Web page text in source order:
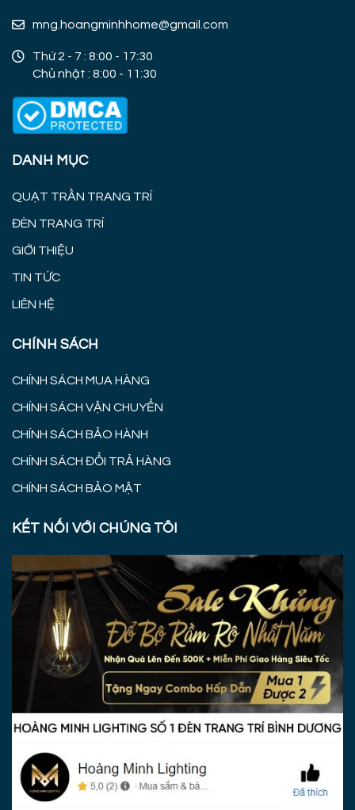
mng.hoangminhhome@gmail.com
Thứ 2 - 7 : 8:00 - 17:30
Chủ nhật : 8:00 - 11:30
DANH MỤC
QUẠT TRẦN TRANG TRÍ
ĐÈN TRANG TRÍ
GIỚI THIỆU
TIN TỨC
LIÊN HỆ
CHÍNH SÁCH
CHÍNH SÁCH MUA HÀNG
CHÍNH SÁCH VẬN CHUYỂN
CHÍNH SÁCH BẢO HÀNH
CHÍNH SÁCH ĐỔI TRẢ HÀNG
CHÍNH SÁCH BẢO MẬT
KẾT NỐI VỚI CHÚNG TÔI